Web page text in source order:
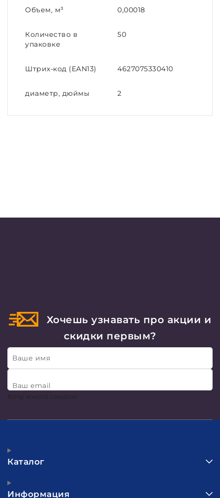
Объем, м³ 0,00018
Количество в
упаковке
50
Штрих-код (EAN13) 4627075330410
диаметр, дюймы 2
Хочешь узнавать про акции и
скидки первым?
Ваше имя
Ваш email
Хочу много скидок!
Каталог
Информация